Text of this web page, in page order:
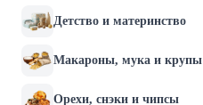
Детство и материнство
Макароны, мука и крупы
Орехи, снэки и чипсы